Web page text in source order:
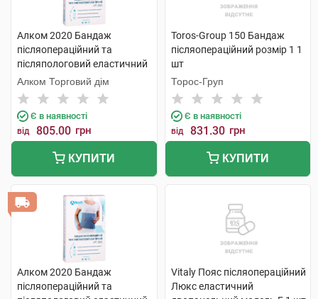
Алком 2020 Бандаж
післяопераційний та
післяпологовий еластичний
розмір 7 1 шт
Алком Торговий дім
Є в наявності
від 805.00 грн
КУПИТИ
Toros-Group 150 Бандаж
післяопераційний розмір 1 1
шт
Торос-Груп
Є в наявності
від 831.30 грн
КУПИТИ
Алком 2020 Бандаж
післяопераційний та
Vitaly Пояс післяопераційний
Люкс еластичний